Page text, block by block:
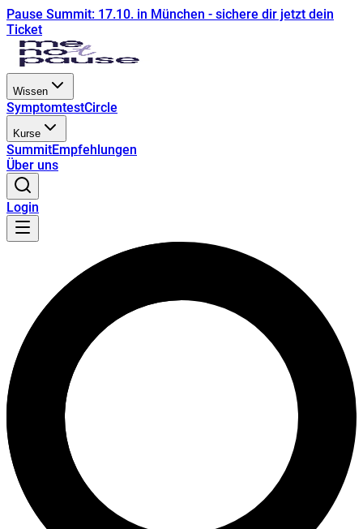
Pause Summit: 17.10. in München - sichere dir jetzt dein
Ticket
Wissen
SymptomtestCircle
Kurse
SummitEmpfehlungen
Über uns
Login